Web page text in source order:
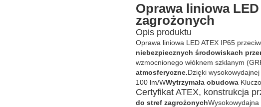
Oprawa liniowa
zagrożonych
Opis produktu
Oprawa liniowa LED ATEX IP65
niebezpiecznych środowiskach
wzmocnionego włóknem szklanym
atmosferyczne.Dzięki
100 lm/WWytrzymała obudowa
Certyfikat ATEX, konstrukcja
do stref zagrożonych